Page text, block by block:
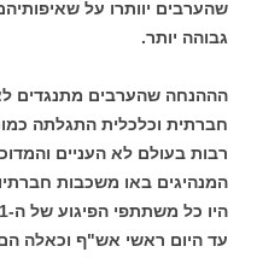
שהערבים יוותרו על
גבוהה יותר.
הההנחה שהערבים מתנגדים
חברתית וכלכלית התגלתה
רבות בעולם לא העניים
המנהיגים באו משכבות
עד היום ראשי אש"ף וכאלה הם